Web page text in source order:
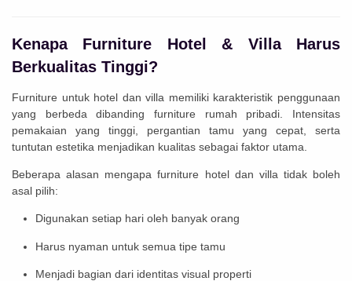
Kenapa Furniture Hotel & Villa Harus
Berkualitas Tinggi?
Furniture untuk hotel dan villa memiliki karakteristik penggunaan
yang berbeda dibanding furniture rumah pribadi. Intensitas
pemakaian yang tinggi, pergantian tamu yang cepat, serta
tuntutan estetika menjadikan kualitas sebagai faktor utama.
Beberapa alasan mengapa furniture hotel dan villa tidak boleh
asal pilih:
Digunakan setiap hari oleh banyak orang
Harus nyaman untuk semua tipe tamu
Menjadi bagian dari identitas visual properti